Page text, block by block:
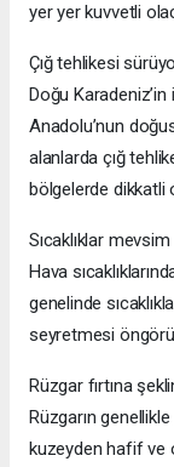
yer yer kuvvetli
Çığ tehlikesi
Doğu
Anadolu’nun
alanlarda çığ
bölgelerde dikkatli
Sıcaklıklar
Hava
genelinde
seyretmesi
Rüzgar fırtına
Rüzgarın
kuzeyden hafif ve